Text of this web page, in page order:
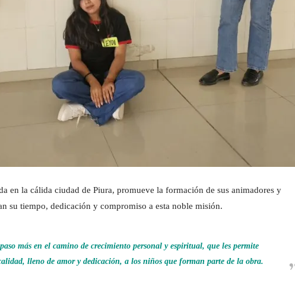
en la cálida ciudad de Piura, promueve la formación de sus animadores y
su tiempo, dedicación y compromiso a esta noble misión.
más en el camino de crecimiento personal y espiritual, que les permite
lleno de amor y dedicación, a los niños que forman parte de la obra.